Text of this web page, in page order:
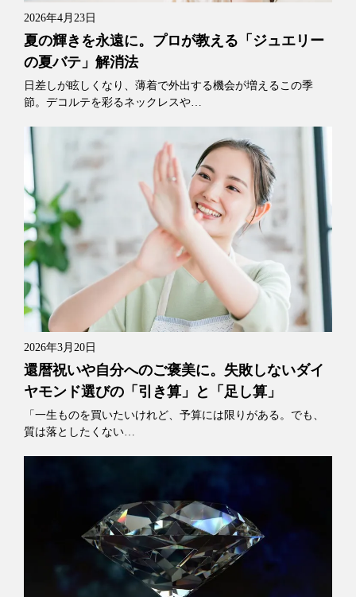
2026年4月23日
夏の輝きを永遠に。プロが教える「ジュエリー
の夏バテ」解消法
日差しが眩しくなり、薄着で外出する機会が増えるこの季
節。デコルテを彩るネックレスや…
2026年3月20日
還暦祝いや自分へのご褒美に。失敗しないダイ
ヤモンド選びの「引き算」と「足し算」
「一生ものを買いたいけれど、予算には限りがある。でも、
質は落としたくない…